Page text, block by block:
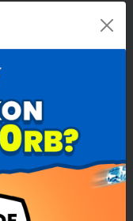
Rp61.970
Rp71.180
Rp78.720